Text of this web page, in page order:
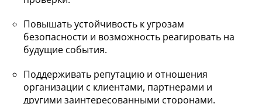
Повышать устойчивость к угрозам
безопасности и возможность реагировать на
будущие события.
Поддерживать репутацию и отношения
организации с клиентами, партнерами и
другими заинтересованными сторонами.